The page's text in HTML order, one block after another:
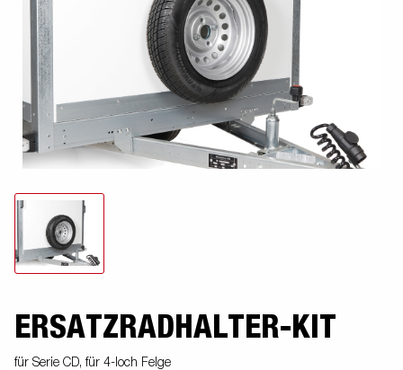
ERSATZRADHALTER-KIT
für Serie CD, für 4-loch Felge